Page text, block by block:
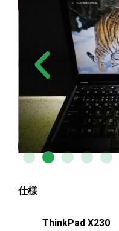
仕様
ThinkPad X230